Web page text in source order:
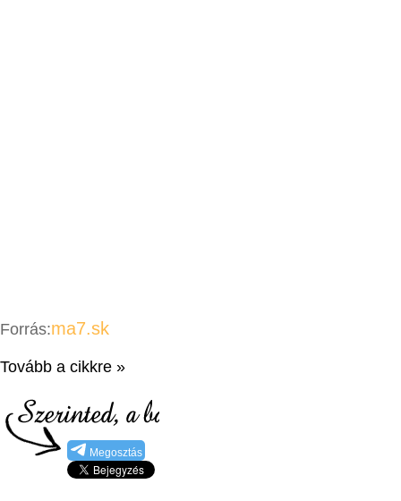
Forrás:ma7.sk
Tovább a cikkre »
Megosztás